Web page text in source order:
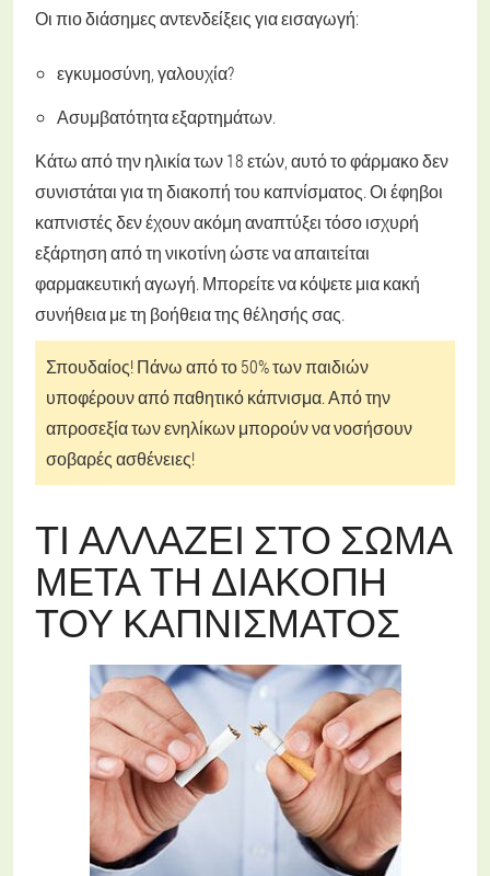
Οι πιο διάσημες αντενδείξεις για εισαγωγή:
εγκυμοσύνη, γαλουχία?
Ασυμβατότητα εξαρτημάτων.
Κάτω από την ηλικία των 18 ετών, αυτό το φάρμακο δεν
συνιστάται για τη διακοπή του καπνίσματος. Οι έφηβοι
καπνιστές δεν έχουν ακόμη αναπτύξει τόσο ισχυρή
εξάρτηση από τη νικοτίνη ώστε να απαιτείται
φαρμακευτική αγωγή. Μπορείτε να κόψετε μια κακή
συνήθεια με τη βοήθεια της θέλησής σας.
Σπουδαίος! Πάνω από το 50% των παιδιών
υποφέρουν από παθητικό κάπνισμα. Από την
απροσεξία των ενηλίκων μπορούν να νοσήσουν
σοβαρές ασθένειες!
ΤΙ ΑΛΛΆΖΕΙ ΣΤΟ ΣΏΜΑ
ΜΕΤΆ ΤΗ ΔΙΑΚΟΠΉ
ΤΟΥ ΚΑΠΝΊΣΜΑΤΟΣ